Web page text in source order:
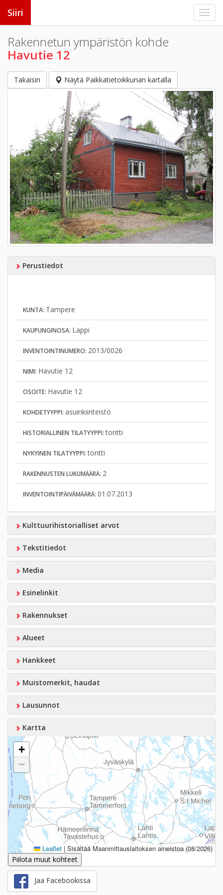
Siiri
Rakennetun ympäristön kohde
Havutie 12
Takaisin Näytä Paikkatietoikkunan kartalla
Perustiedot
KUNTA: Tampere
KAUPUNGINOSA: Lappi
INVENTOINTINUMERO: 2013/0026
NIMI: Havutie 12
OSOITE: Havutie 12
KOHDETYYPPI: asuinkiinteistö
HISTORIALLINEN TILATYYPPI:tontti
NYKYINEN TILATYYPPI:tontti
RAKENNUSTEN LUKUMÄÄRÄ: 2
INVENTOINTIPÄIVÄMÄÄRÄ: 01.07.2013
Kulttuurihistorialliset arvot
Tekstitiedot
Media
Esinelinkit
Rakennukset
Alueet
Hankkeet
Muistomerkit, haudat
Lausunnot
Kartta
+
−
Leaflet | Sisältää Maanmittauslaitoksen aineistoa (08/2026)
Piilota muut kohteet
Jaa Facebookissa